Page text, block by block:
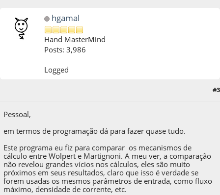
hgamal
Hand MasterMind
Posts: 3,986
Logged
#3
Pessoal,
em termos de programação dá para fazer quase tudo.
Este programa eu fiz para comparar os mecanismos de
cálculo entre Wolpert e Martignoni. A meu ver, a comparação
não revelou grandes vícios nos cálculos, eles são muito
próximos em seus resultados, claro que isso é verdade se
forem usadas os mesmos parâmetros de entrada, como fluxo
máximo, densidade de corrente, etc.